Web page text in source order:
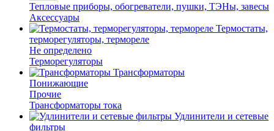
Тепловые приборы, обогреватели, пушки, ТЭНы, завесы
Аксессуары
Термостаты,
терморегуляторы, термореле
Не определено
Терморегуляторы
Трансформаторы
Понижающие
Прочие
Трансформаторы тока
Удлинители и сетевые
фильтры